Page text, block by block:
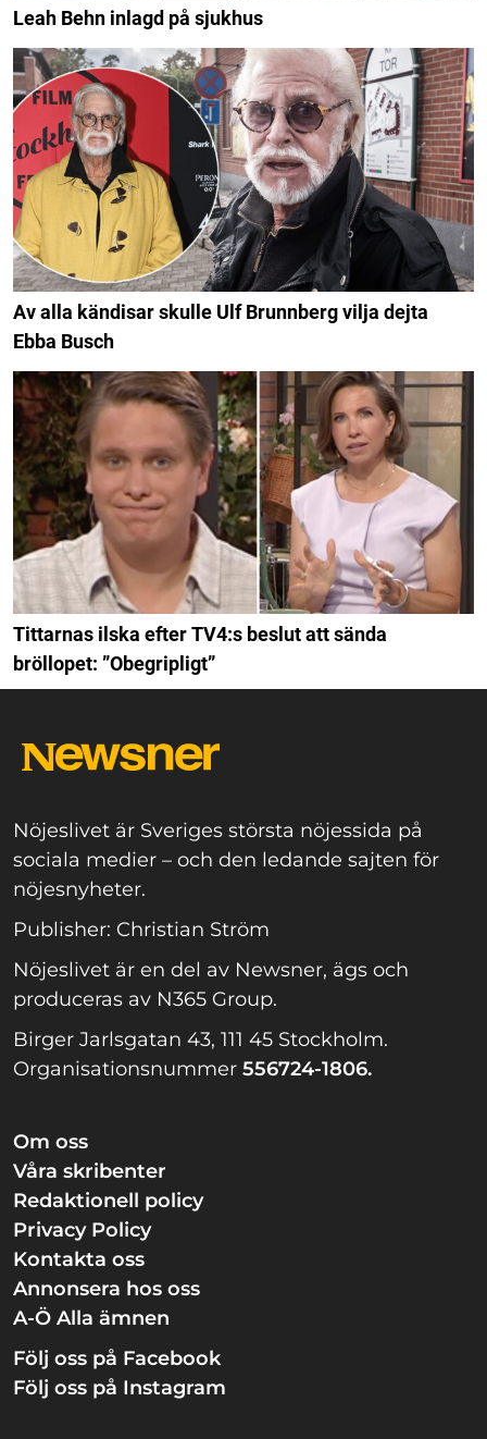
Leah Behn inlagd på sjukhus
Av alla kändisar skulle Ulf Brunnberg vilja dejta
Ebba Busch
Tittarnas ilska efter TV4:s beslut att sända
bröllopet: ”Obegripligt”
Nöjeslivet är Sveriges största nöjessida på
sociala medier – och den ledande sajten för
nöjesnyheter.
Publisher: Christian Ström
Nöjeslivet är en del av Newsner, ägs och
produceras av N365 Group.
Birger Jarlsgatan 43, 111 45 Stockholm.
Organisationsnummer 556724-1806.
Om oss
Våra skribenter
Redaktionell policy
Privacy Policy
Kontakta oss
Annonsera hos oss
A-Ö Alla ämnen
Följ oss på Facebook
Följ oss på Instagram